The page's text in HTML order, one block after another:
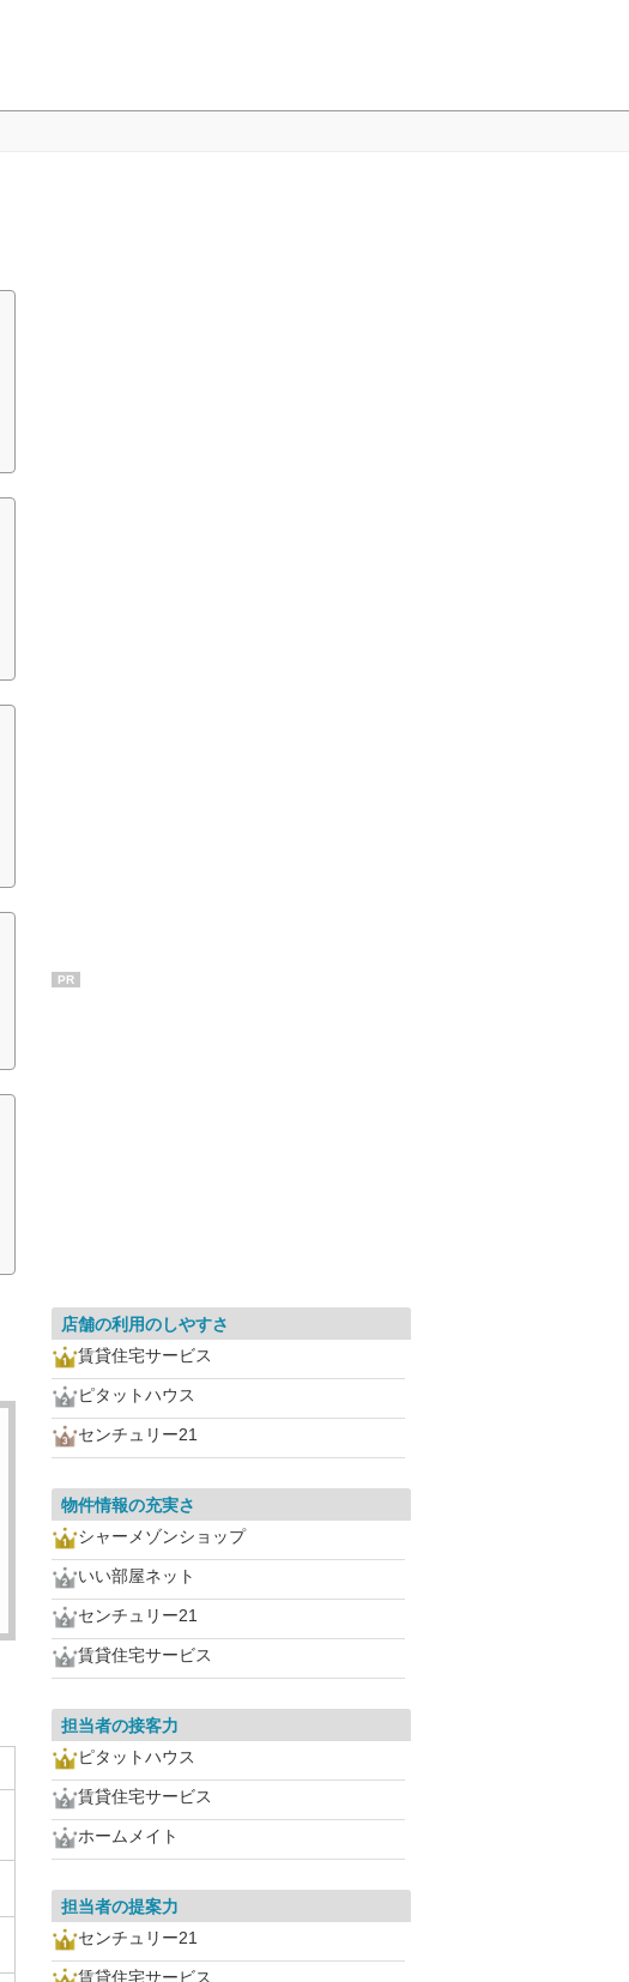
PR
店舗の利用のしやすさ
賃貸住宅サービス
ピタットハウス
センチュリー21
物件情報の充実さ
シャーメゾンショップ
いい部屋ネット
センチュリー21
賃貸住宅サービス
担当者の接客力
ピタットハウス
賃貸住宅サービス
ホームメイト
担当者の提案力
センチュリー21
賃貸住宅サービス